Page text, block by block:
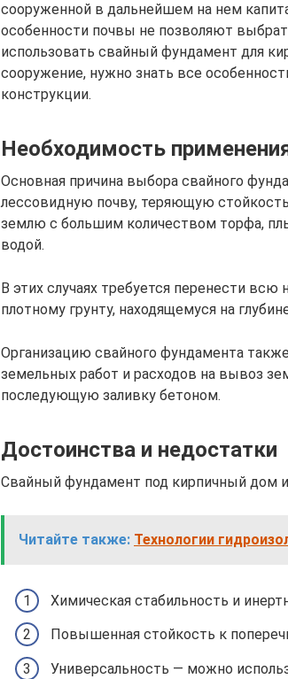
сооруженной в дальнейшем на нем
особенности почвы не позволяют
использовать свайный фундамент для
сооружение, нужно знать все
конструкции.
Необходимость
Основная причина выбора свайного
лессовидную почву, теряющую
землю с большим количеством торфа,
водой.
В этих случаях требуется перенести всю
плотному грунту, находящемуся на
Организацию свайного фундамента
земельных работ и расходов на вывоз
последующую заливку бетоном.
Достоинства и недостатки
Свайный фундамент под кирпичный дом
Читайте также: Технологии
Химическая стабильность и
Повышенная стойкость к
Универсальность — можно